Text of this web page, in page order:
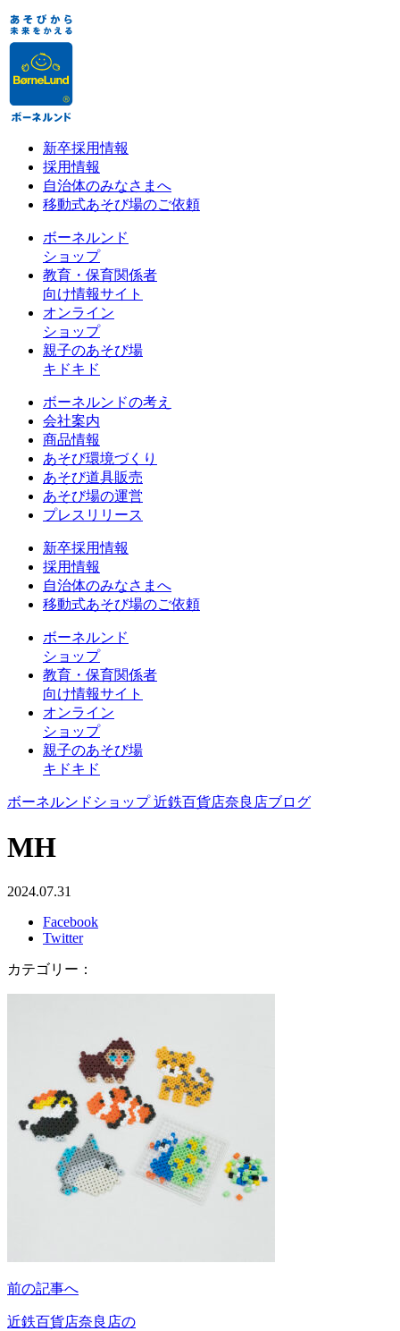
新卒採用情報
採用情報
自治体のみなさまへ
移動式あそび場のご依頼
ボーネルンド
ショップ
教育・保育関係者
向け情報サイト
オンライン
ショップ
親子のあそび場
キドキド
ボーネルンドの考え
会社案内
商品情報
あそび環境づくり
あそび道具販売
あそび場の運営
プレスリリース
新卒採用情報
採用情報
自治体のみなさまへ
移動式あそび場のご依頼
ボーネルンド
ショップ
教育・保育関係者
向け情報サイト
オンライン
ショップ
親子のあそび場
キドキド
ボーネルンドショップ 近鉄百貨店奈良店ブログ
MH
2024.07.31
Facebook
Twitter
カテゴリー：
前の記事へ
近鉄百貨店奈良店の